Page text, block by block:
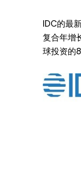
IDC的最
复合年增
球投资的